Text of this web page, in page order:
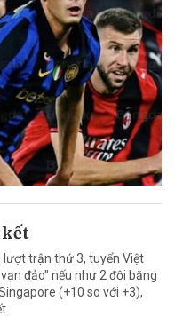
kết
trận thứ 3, tuyển Việt
đảo" nếu như 2 đội bằng
(+10 so với +3),